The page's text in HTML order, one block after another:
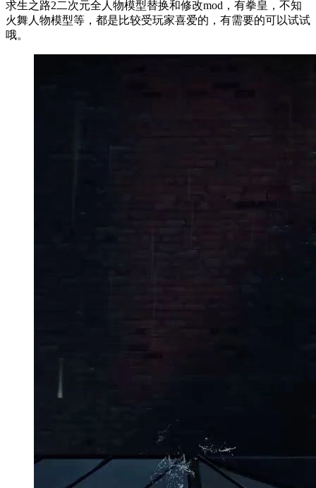
求生之路2二次元全人物模型替换和修改mod，有拳皇，不知
火舞人物模型等，都是比较受玩家喜爱的，有需要的可以试试
哦。